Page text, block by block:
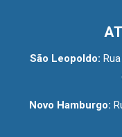
São Leopoldo:
Novo Hamburgo: